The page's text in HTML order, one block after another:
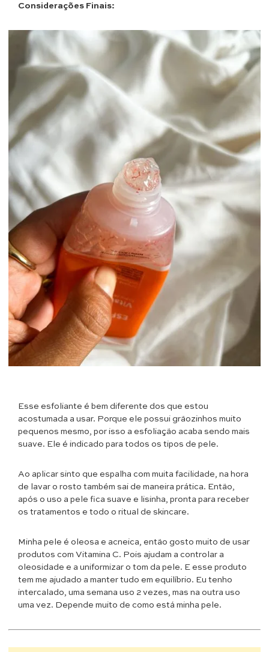
Considerações Finais:
Esse esfoliante é bem diferente dos que estou
acostumada a usar. Porque ele possui grãozinhos muito
pequenos mesmo, por isso a esfoliação acaba sendo mais
suave. Ele é indicado para todos os tipos de pele.
Ao aplicar sinto que espalha com muita facilidade, na hora
de lavar o rosto também sai de maneira prática. Então,
após o uso a pele fica suave e lisinha, pronta para receber
os tratamentos e todo o ritual de skincare.
Minha pele é oleosa e acneica, então gosto muito de usar
produtos com Vitamina C. Pois ajudam a controlar a
oleosidade e a uniformizar o tom da pele. E esse produto
tem me ajudado a manter tudo em equilíbrio. Eu tenho
intercalado, uma semana uso 2 vezes, mas na outra uso
uma vez. Depende muito de como está minha pele.